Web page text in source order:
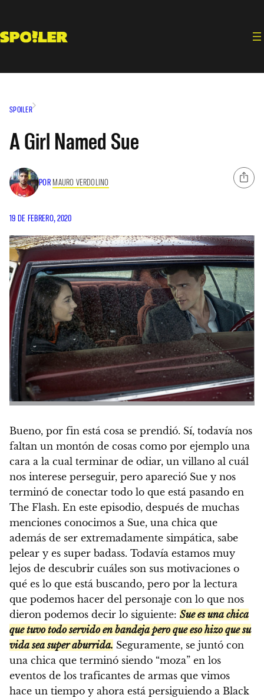
contenido
SPOILER
A Girl Named Sue
POR MAURO VERDOLINO
19 DE FEBRERO, 2020
Bueno, por fin está cosa se prendió. Sí, todavía nos
faltan un montón de cosas como por ejemplo una
cara a la cual terminar de odiar, un villano al cuál
nos interese perseguir, pero apareció Sue y nos
terminó de conectar todo lo que está pasando en
The Flash. En este episodio, después de muchas
menciones conocimos a Sue, una chica que
además de ser extremadamente simpática, sabe
pelear y es super badass. Todavía estamos muy
lejos de descubrir cuáles son sus motivaciones o
qué es lo que está buscando, pero por la lectura
que podemos hacer del personaje con lo que nos
dieron podemos decir lo siguiente: Sue es una chica
que tuvo todo servido en bandeja pero que eso hizo que su
vida sea super aburrida. Seguramente, se juntó con
una chica que terminó siendo “moza” en los
eventos de los traficantes de armas que vimos
hace un tiempo y ahora está persiguiendo a Black